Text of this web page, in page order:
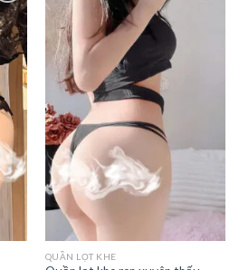
QUẦN LỌT KHE